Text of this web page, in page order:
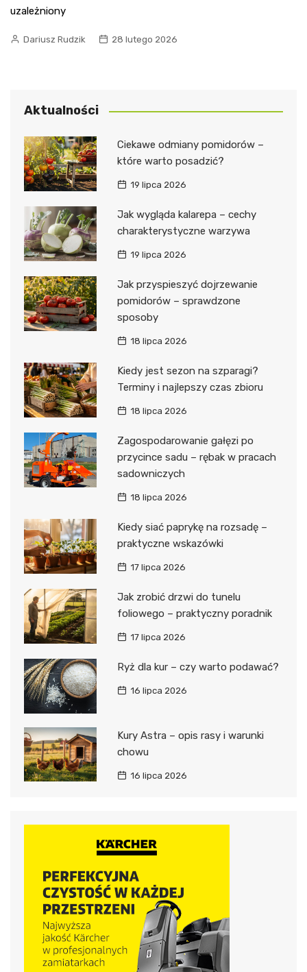
uzależniony
Dariusz Rudzik 28 lutego 2026
Aktualności
Ciekawe odmiany pomidorów –
które warto posadzić?
19 lipca 2026
Jak wygląda kalarepa – cechy
charakterystyczne warzywa
19 lipca 2026
Jak przyspieszyć dojrzewanie
pomidorów – sprawdzone
sposoby
18 lipca 2026
Kiedy jest sezon na szparagi?
Terminy i najlepszy czas zbioru
18 lipca 2026
Zagospodarowanie gałęzi po
przycince sadu – rębak w pracach
sadowniczych
18 lipca 2026
Kiedy siać paprykę na rozsadę –
praktyczne wskazówki
17 lipca 2026
Jak zrobić drzwi do tunelu
foliowego – praktyczny poradnik
17 lipca 2026
Ryż dla kur – czy warto podawać?
16 lipca 2026
Kury Astra – opis rasy i warunki
chowu
16 lipca 2026